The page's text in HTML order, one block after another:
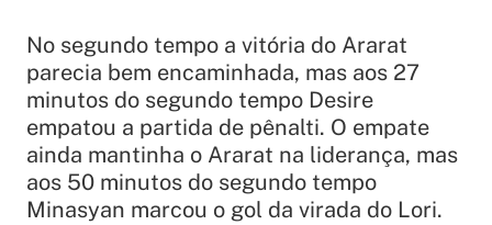
No segundo tempo a vitória do Ararat
parecia bem encaminhada, mas aos 27
minutos do segundo tempo Desire
empatou a partida de pênalti. O empate
ainda mantinha o Ararat na liderança, mas
aos 50 minutos do segundo tempo
Minasyan marcou o gol da virada do Lori.